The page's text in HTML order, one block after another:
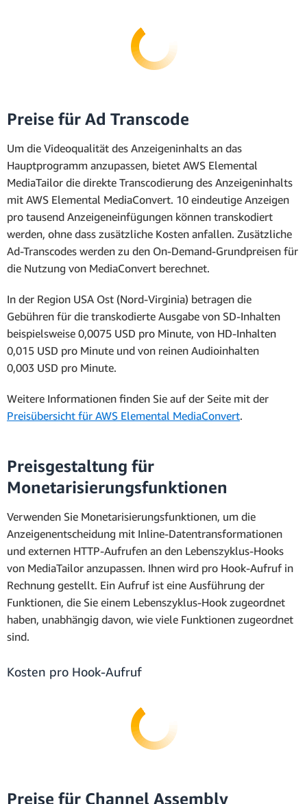
Preise für Ad Transcode
Um die Videoqualität des Anzeigeninhalts an das
Hauptprogramm anzupassen, bietet AWS Elemental
MediaTailor die direkte Transcodierung des Anzeigeninhalts
mit AWS Elemental MediaConvert. 10 eindeutige Anzeigen
pro tausend Anzeigeneinfügungen können transkodiert
werden, ohne dass zusätzliche Kosten anfallen. Zusätzliche
Ad-Transcodes werden zu den On-Demand-Grundpreisen für
die Nutzung von MediaConvert berechnet.
In der Region USA Ost (Nord-Virginia) betragen die
Gebühren für die transkodierte Ausgabe von SD-Inhalten
beispielsweise 0,0075 USD pro Minute, von HD-Inhalten
0,015 USD pro Minute und von reinen Audioinhalten
0,003 USD pro Minute.
Weitere Informationen finden Sie auf der Seite mit der
Preisübersicht für AWS Elemental MediaConvert.
Preisgestaltung für
Monetarisierungsfunktionen
Verwenden Sie Monetarisierungsfunktionen, um die
Anzeigenentscheidung mit Inline-Datentransformationen
und externen HTTP-Aufrufen an den Lebenszyklus-Hooks
von MediaTailor anzupassen. Ihnen wird pro Hook-Aufruf in
Rechnung gestellt. Ein Aufruf ist eine Ausführung der
Funktionen, die Sie einem Lebenszyklus-Hook zugeordnet
haben, unabhängig davon, wie viele Funktionen zugeordnet
sind.
Kosten pro Hook-Aufruf
Preise für Channel Assembly